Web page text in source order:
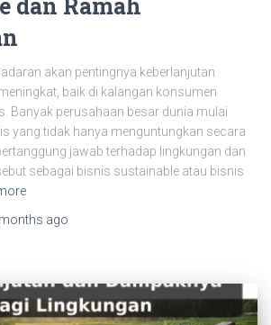
akan pentingnya keberlanjutan
baik di kalangan konsumen
Banyak perusahaan besar dunia mulai
yang tidak hanya menguntungkan secara
jawab terhadap lingkungan dan
sebagai bisnis sustainable atau bisnis
ago